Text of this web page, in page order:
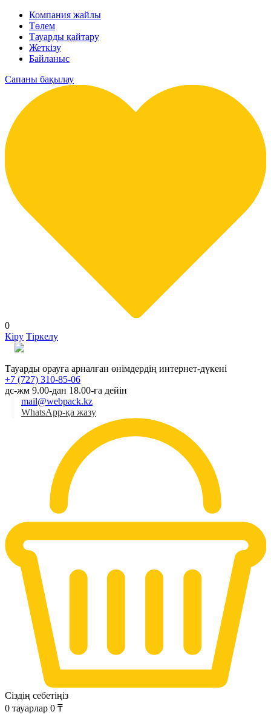
Компания жайлы
Төлем
Тауарды қайтару
Жеткізу
Байланыс
Сапаны бақылау
0
Кіру Тіркелу
Тауарды орауға арналған өнімдердің интернет-дүкені
+7 (727) 310-85-06
дс-жм 9.00-дан 18.00-ға дейін
mail@webpack.kz
WhatsApp-қа жазу
Сіздің себетіңіз
0 тауарлар 0 ₸